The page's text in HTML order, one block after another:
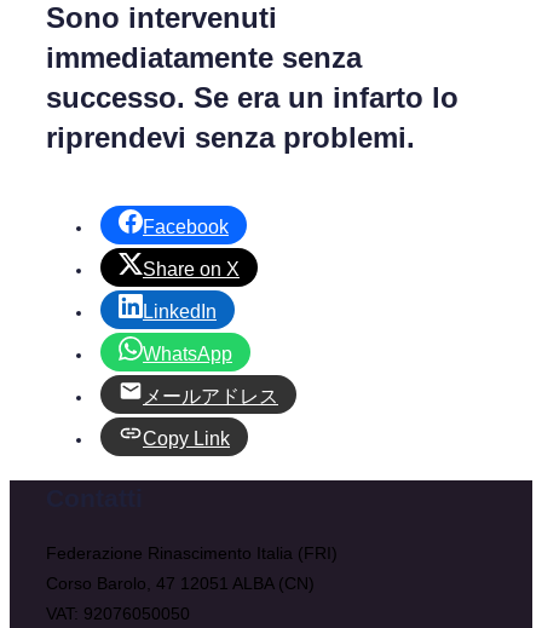
Sono intervenuti
immediatamente senza
successo. Se era un infarto lo
riprendevi senza problemi.
Facebook
Share on X
LinkedIn
WhatsApp
メールアドレス
Copy Link
Federazione Rinascimento Italia (FRI)
Corso Barolo, 47 12051 ALBA (CN)
VAT: 92076050050